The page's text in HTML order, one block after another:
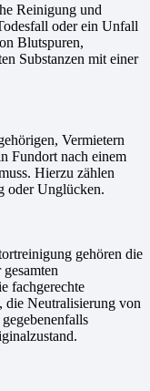
Reinigung und
oder ein Unfall
Blutspuren,
Substanzen mit einer
Vermietern
Fundort nach einem
Hierzu zählen
oder Unglücken.
gehören die
fachgerechte
die Neutralisierung von